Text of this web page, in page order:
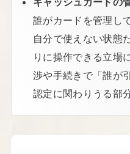
誰がカードを管理し
自分で使えない状態
りに操作できる立場
渉や手続きで「誰が
認定に関わりうる部分